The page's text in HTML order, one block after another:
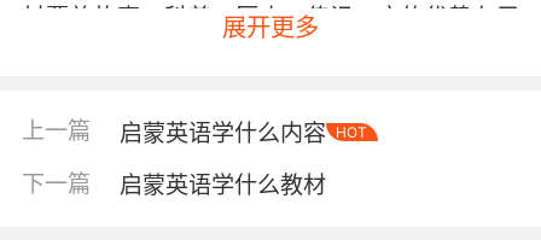
材覆盖故事、科普、历史、传记。它的优势在于
知识面广，而且每本书后面都配了阅读理解题。
对RAZ里的动物、天文、交通工具这些非虚构内
容特别着迷。这套书更适合五岁以上、有一定认
知基础的孩子，或者那些已经通过儿歌绘本积累
了少量听力词汇、需要系统提升的家庭。 海尼曼
展开更多
上一篇 启蒙英语学什么内容 HOT
下一篇 启蒙英语学什么教材